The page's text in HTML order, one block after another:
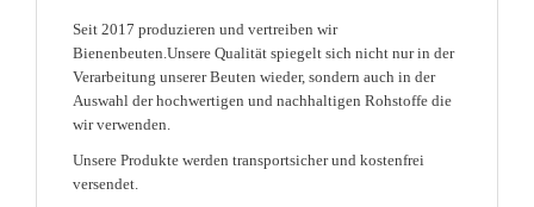
Seit 2017 produzieren und vertreiben wir
Bienenbeuten.Unsere Qualität spiegelt sich nicht nur in der
Verarbeitung unserer Beuten wieder, sondern auch in der
Auswahl der hochwertigen und nachhaltigen Rohstoffe die
wir verwenden.
Unsere Produkte werden transportsicher und kostenfrei
versendet.